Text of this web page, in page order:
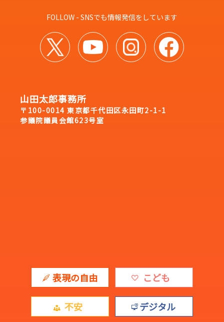
FOLLOW - SNSでも情報発信をしています
山田太郎事務所
〒100-0014 東京都千代田区永田町2-1-1
参議院議員会館623号室
表現の自由 こども
不安 デジタル